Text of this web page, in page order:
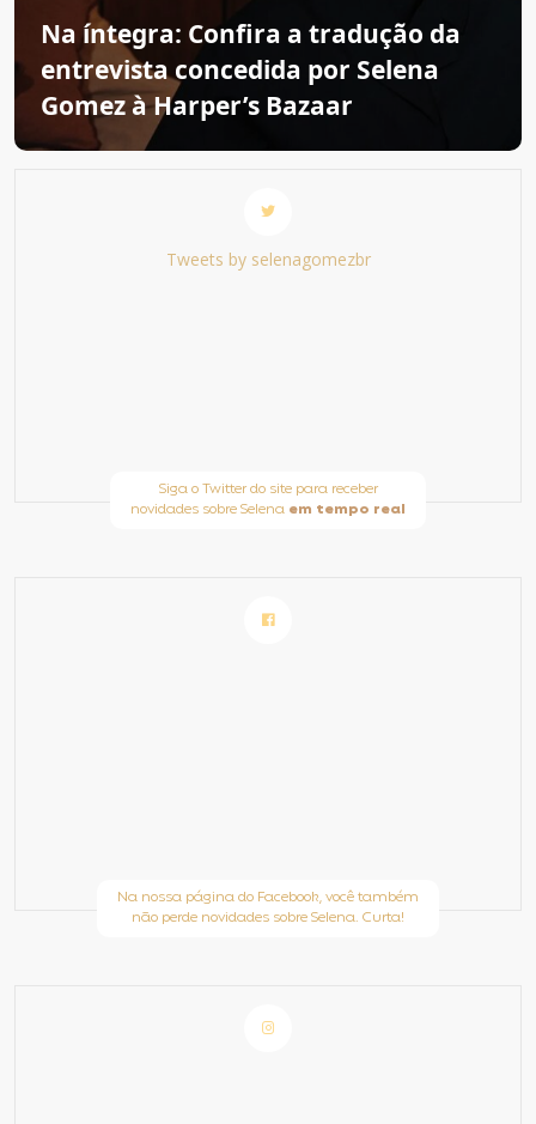
Na íntegra: Confira a tradução da
entrevista concedida por Selena
Gomez à Harper’s Bazaar
Tweets by selenagomezbr
Siga o Twitter do site para receber
novidades sobre Selena em tempo real
Na nossa página do Facebook, você também
não perde novidades sobre Selena. Curta!